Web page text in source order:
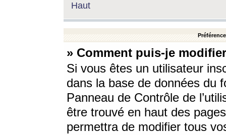
Haut
» Comment puis-je
Si vous êtes un utilisateur
dans la base de données du
Panneau de Contrôle de
être trouvé en haut des
permettra de modifier tous